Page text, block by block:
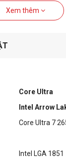
Xem thêm
Core Ultra
Intel Arrow
Core Ultra 7
Intel LGA 1851